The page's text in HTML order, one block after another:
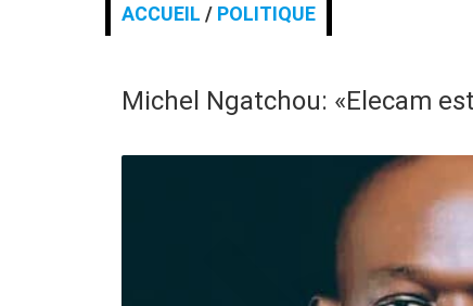
ACCUEIL / POLITIQUE
Michel Ngatchou: «Elecam